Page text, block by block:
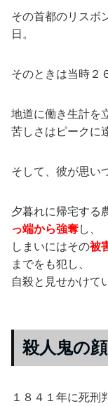
その首都のリスボ
日。
そのときは当時２
地道に働き生計を
苦しさはピークに
そして、彼が思い
夕暮れに帰宅する
っ端から強奪し、
しまいにはその被
までをも犯し、
自殺と見せかけて
殺人鬼の
１８４１年に死刑